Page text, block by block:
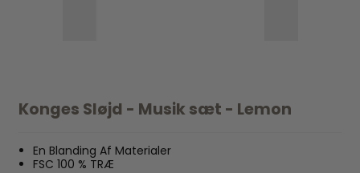
Konges Sløjd - Musik sæt - Lemon
En Blanding Af Materialer
FSC 100 % TRÆ